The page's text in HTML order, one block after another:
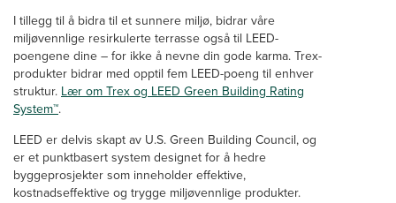
I tillegg til å bidra til et sunnere miljø, bidrar våre
miljøvennlige resirkulerte terrasse også til LEED-
poengene dine – for ikke å nevne din gode karma. Trex-
produkter bidrar med opptil fem LEED-poeng til enhver
struktur. Lær om Trex og LEED Green Building Rating
System™.
LEED er delvis skapt av U.S. Green Building Council, og
er et punktbasert system designet for å hedre
byggeprosjekter som inneholder effektive,
kostnadseffektive og trygge miljøvennlige produkter.